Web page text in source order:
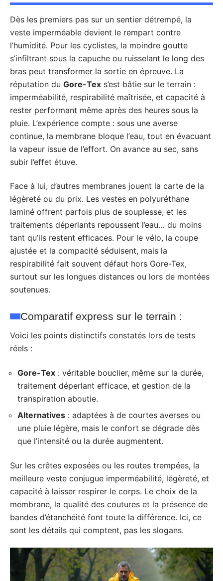
Dès les premiers pas sur un sentier détrempé, la
veste imperméable devient le rempart contre
l’humidité. Pour les cyclistes, la moindre goutte
s’infiltrant sous la capuche ou ruisselant le long des
bras peut transformer la sortie en épreuve. La
réputation du Gore-Tex s’est bâtie sur le terrain :
imperméabilité, respirabilité maîtrisée, et capacité à
rester performant même après des heures sous la
pluie. L’expérience compte : sous une averse
continue, la membrane bloque l’eau, tout en évacuant
la vapeur issue de l’effort. On avance au sec, sans
subir l’effet étuve.
Face à lui, d’autres membranes jouent la carte de la
légèreté ou du prix. Les vestes en polyuréthane
laminé offrent parfois plus de souplesse, et les
traitements déperlants repoussent l’eau… du moins
tant qu’ils restent efficaces. Pour le vélo, la coupe
ajustée et la compacité séduisent, mais la
respirabilité fait souvent défaut hors Gore-Tex,
surtout sur les longues distances ou lors de montées
soutenues.
Comparatif express sur le terrain :
Voici les points distinctifs constatés lors de tests
réels :
Gore-Tex : véritable bouclier, même sur la durée,
traitement déperlant efficace, et gestion de la
transpiration aboutie.
Alternatives : adaptées à de courtes averses ou
une pluie légère, mais le confort se dégrade dès
que l’intensité ou la durée augmentent.
Sur les crêtes exposées ou les routes trempées, la
meilleure veste conjugue imperméabilité, légèreté, et
capacité à laisser respirer le corps. Le choix de la
membrane, la qualité des coutures et la présence de
bandes d’étanchéité font toute la différence. Ici, ce
sont les détails qui comptent, pas les slogans.